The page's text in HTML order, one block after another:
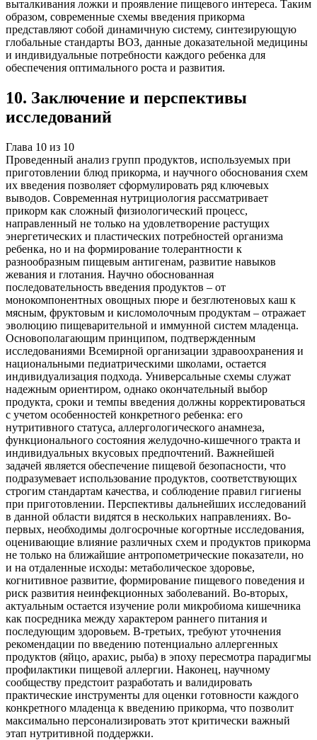
выталкивания ложки и проявление пищевого интереса. Таким
образом, современные схемы введения прикорма
представляют собой динамичную систему, синтезирующую
глобальные стандарты ВОЗ, данные доказательной медицины
и индивидуальные потребности каждого ребенка для
обеспечения оптимального роста и развития.
10. Заключение и перспективы
исследований
Глава 10 из 10
Проведенный анализ групп продуктов, используемых при
приготовлении блюд прикорма, и научного обоснования схем
их введения позволяет сформулировать ряд ключевых
выводов. Современная нутрициология рассматривает
прикорм как сложный физиологический процесс,
направленный не только на удовлетворение растущих
энергетических и пластических потребностей организма
ребенка, но и на формирование толерантности к
разнообразным пищевым антигенам, развитие навыков
жевания и глотания. Научно обоснованная
последовательность введения продуктов – от
монокомпонентных овощных пюре и безглютеновых каш к
мясным, фруктовым и кисломолочным продуктам – отражает
эволюцию пищеварительной и иммунной систем младенца.
Основополагающим принципом, подтвержденным
исследованиями Всемирной организации здравоохранения и
национальными педиатрическими школами, остается
индивидуализация подхода. Универсальные схемы служат
надежным ориентиром, однако окончательный выбор
продукта, сроки и темпы введения должны корректироваться
с учетом особенностей конкретного ребенка: его
нутритивного статуса, аллергологического анамнеза,
функционального состояния желудочно-кишечного тракта и
индивидуальных вкусовых предпочтений. Важнейшей
задачей является обеспечение пищевой безопасности, что
подразумевает использование продуктов, соответствующих
строгим стандартам качества, и соблюдение правил гигиены
при приготовлении. Перспективы дальнейших исследований
в данной области видятся в нескольких направлениях. Во-
первых, необходимы долгосрочные когортные исследования,
оценивающие влияние различных схем и продуктов прикорма
не только на ближайшие антропометрические показатели, но
и на отдаленные исходы: метаболическое здоровье,
когнитивное развитие, формирование пищевого поведения и
риск развития неинфекционных заболеваний. Во-вторых,
актуальным остается изучение роли микробиома кишечника
как посредника между характером раннего питания и
последующим здоровьем. В-третьих, требуют уточнения
рекомендации по введению потенциально аллергенных
продуктов (яйцо, арахис, рыба) в эпоху пересмотра парадигмы
профилактики пищевой аллергии. Наконец, научному
сообществу предстоит разработать и валидировать
практические инструменты для оценки готовности каждого
конкретного младенца к введению прикорма, что позволит
максимально персонализировать этот критически важный
этап нутритивной поддержки.